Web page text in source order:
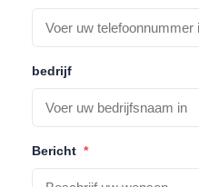
bedrijf
Bericht *